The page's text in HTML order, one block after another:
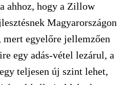
ahhoz, hogy a Zillow
Magyarországon
egyelőre jellemzően
egy adás-vétel lezárul, a
teljesen új szint lehet,